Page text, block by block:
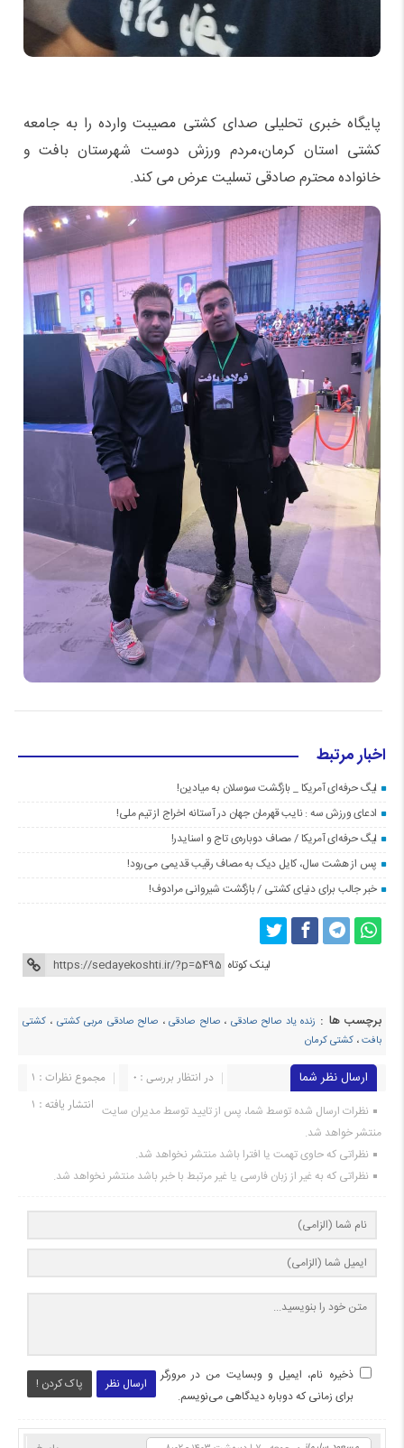
پایگاه خبری تحلیلی صدای کشتی مصیبت وارده را به جامعه
کشتی استان کرمان،مردم ورزش دوست شهرستان بافت و
خانواده محترم صادقی تسلیت عرض می کند.
اخبار مرتبط
لیگ حرفه‌ای آمریکا _ بازگشت سوسلان به میادین!
ادعای ورزش سه : نایب قهرمان جهان در آستانه اخراج از تیم ملی!
لیگ حرفه‌ای آمریکا / مصاف دوباره‌ی تاج و اسنایدر!
پس از هشت سال، کایل دیک به مصاف رقیب قدیمی می‌رود!
خبر جالب برای دنیای کشتی / بازگشت شیروانی مرادوف!
لینک کوتاه
برچسب ها : زنده یاد صالح صادقی ،صالح صادقی، صالح صادقی مربی کشتی ، کشتی
بافت، کشتی کرمان
ارسال نظر شما مجموع نظرات : 1
در انتظار بررسی : 0
انتشار یافته : ۱ نظرات ارسال شده توسط شما، پس از تایید توسط مدیران سایت
منتشر خواهد شد.
نظراتی که حاوی تهمت یا افترا باشد منتشر نخواهد شد.
نظراتی که به غیر از زبان فارسی یا غیر مرتبط با خبر باشد منتشر نخواهد شد.
ارسال نظر پاک کردن !
ذخیره نام، ایمیل و وبسایت من در مرورگر
برای زمانی که دوباره دیدگاهی می‌نویسم.